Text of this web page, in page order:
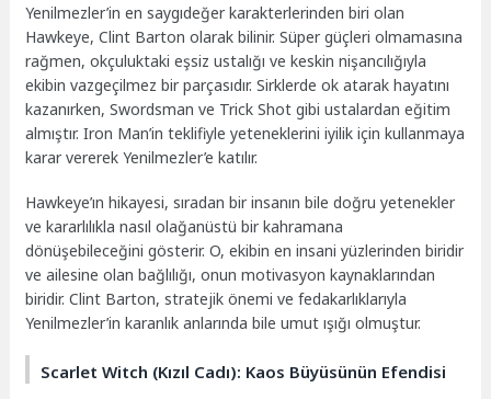
Yenilmezler’in en saygıdeğer karakterlerinden biri olan
Hawkeye, Clint Barton olarak bilinir. Süper güçleri olmamasına
rağmen, okçuluktaki eşsiz ustalığı ve keskin nişancılığıyla
ekibin vazgeçilmez bir parçasıdır. Sirklerde ok atarak hayatını
kazanırken, Swordsman ve Trick Shot gibi ustalardan eğitim
almıştır. Iron Man’in teklifiyle yeteneklerini iyilik için kullanmaya
karar vererek Yenilmezler’e katılır.
Hawkeye’ın hikayesi, sıradan bir insanın bile doğru yetenekler
ve kararlılıkla nasıl olağanüstü bir kahramana
dönüşebileceğini gösterir. O, ekibin en insani yüzlerinden biridir
ve ailesine olan bağlılığı, onun motivasyon kaynaklarından
biridir. Clint Barton, stratejik önemi ve fedakarlıklarıyla
Yenilmezler’in karanlık anlarında bile umut ışığı olmuştur.
Scarlet Witch (Kızıl Cadı): Kaos Büyüsünün Efendisi